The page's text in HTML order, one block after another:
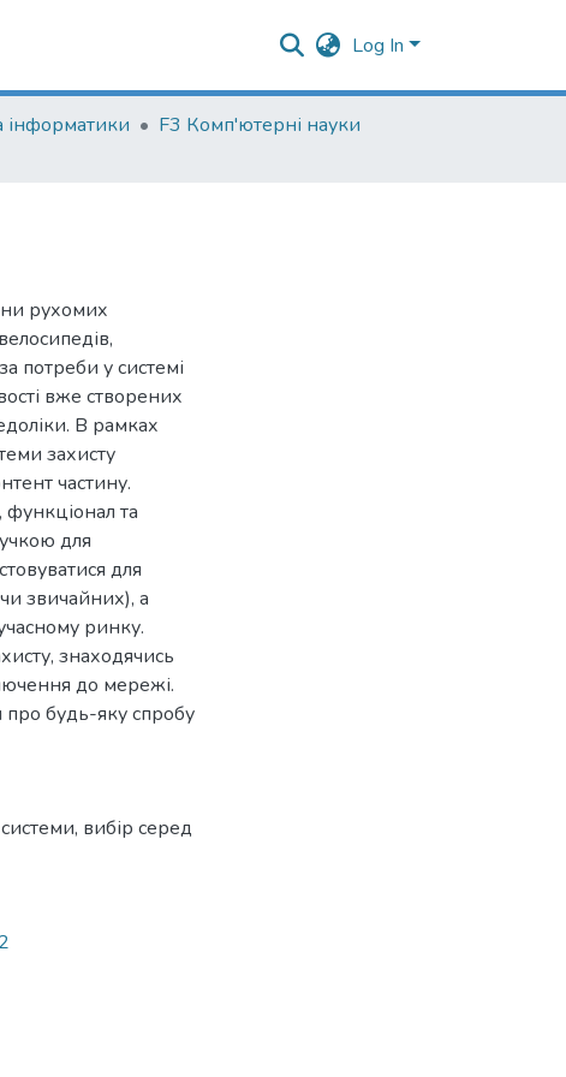
Log In
F3 Комп'ютерні науки
рухомих
потреби у системі
вже створених
В рамках
захисту
частину.
та
для
для
звичайних), а
ринку.
знаходячись
до мережі.
про будь-яку спробу
, вибір серед